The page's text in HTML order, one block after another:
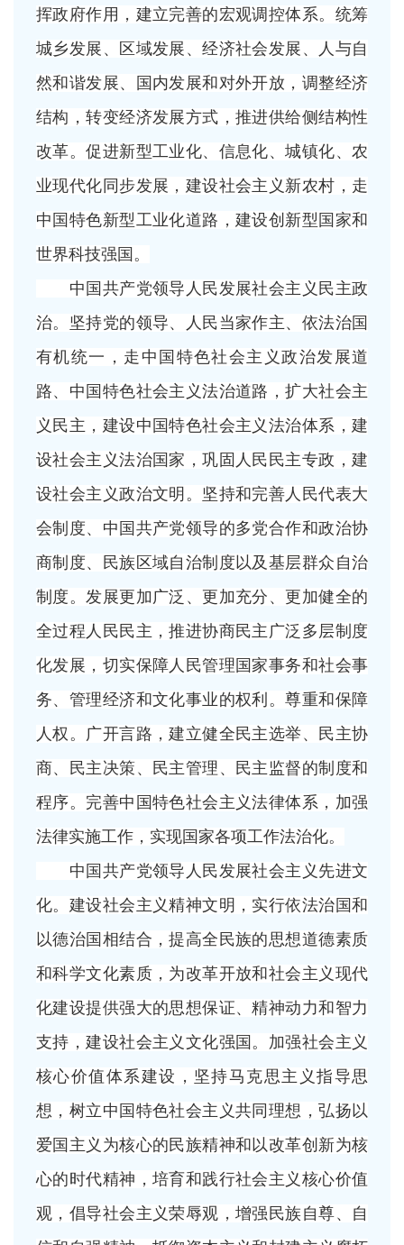
挥政府作用，建立完善的宏观调控体系。统筹
城乡发展、区域发展、经济社会发展、人与自
然和谐发展、国内发展和对外开放，调整经济
结构，转变经济发展方式，推进供给侧结构性
改革。促进新型工业化、信息化、城镇化、农
业现代化同步发展，建设社会主义新农村，走
中国特色新型工业化道路，建设创新型国家和
世界科技强国。
中国共产党领导人民发展社会主义民主政
治。坚持党的领导、人民当家作主、依法治国
有机统一，走中国特色社会主义政治发展道
路、中国特色社会主义法治道路，扩大社会主
义民主，建设中国特色社会主义法治体系，建
设社会主义法治国家，巩固人民民主专政，建
设社会主义政治文明。坚持和完善人民代表大
会制度、中国共产党领导的多党合作和政治协
商制度、民族区域自治制度以及基层群众自治
制度。发展更加广泛、更加充分、更加健全的
全过程人民民主，推进协商民主广泛多层制度
化发展，切实保障人民管理国家事务和社会事
务、管理经济和文化事业的权利。尊重和保障
人权。广开言路，建立健全民主选举、民主协
商、民主决策、民主管理、民主监督的制度和
程序。完善中国特色社会主义法律体系，加强
法律实施工作，实现国家各项工作法治化。
中国共产党领导人民发展社会主义先进文
化。建设社会主义精神文明，实行依法治国和
以德治国相结合，提高全民族的思想道德素质
和科学文化素质，为改革开放和社会主义现代
化建设提供强大的思想保证、精神动力和智力
支持，建设社会主义文化强国。加强社会主义
核心价值体系建设，坚持马克思主义指导思
想，树立中国特色社会主义共同理想，弘扬以
爱国主义为核心的民族精神和以改革创新为核
心的时代精神，培育和践行社会主义核心价值
观，倡导社会主义荣辱观，增强民族自尊、自